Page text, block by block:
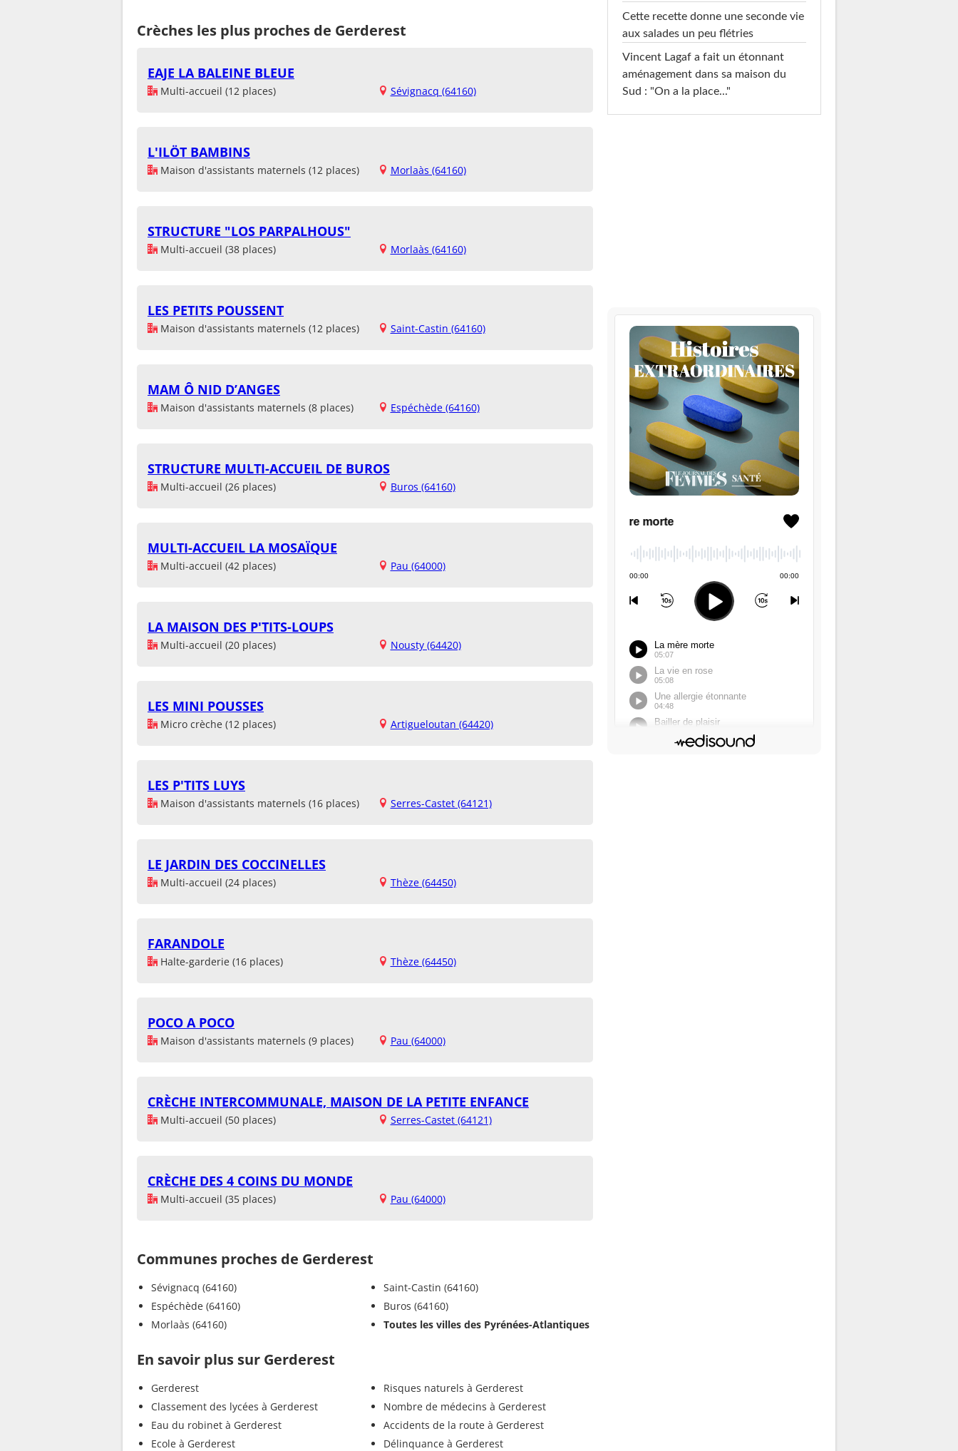
Crèches les plus proches de Gerderest
EAJE LA BALEINE BLEUE
Multi-accueil (12 places) Sévignacq (64160)
L'ILÖT BAMBINS
Maison d'assistants maternels (12 places) Morlaàs (64160)
STRUCTURE "LOS PARPALHOUS"
Multi-accueil (38 places) Morlaàs (64160)
LES PETITS POUSSENT
Maison d'assistants maternels (12 places) Saint-Castin (64160)
MAM Ô NID D’ANGES
Maison d'assistants maternels (8 places) Espéchède (64160)
STRUCTURE MULTI-ACCUEIL DE BUROS
Multi-accueil (26 places) Buros (64160)
MULTI-ACCUEIL LA MOSAÏQUE
Multi-accueil (42 places) Pau (64000)
LA MAISON DES P'TITS-LOUPS
Multi-accueil (20 places) Nousty (64420)
LES MINI POUSSES
Micro crèche (12 places) Artigueloutan (64420)
LES P'TITS LUYS
Maison d'assistants maternels (16 places) Serres-Castet (64121)
LE JARDIN DES COCCINELLES
Multi-accueil (24 places) Thèze (64450)
FARANDOLE
Halte-garderie (16 places) Thèze (64450)
POCO A POCO
Maison d'assistants maternels (9 places) Pau (64000)
CRÈCHE INTERCOMMUNALE, MAISON DE LA PETITE ENFANCE
Multi-accueil (50 places) Serres-Castet (64121)
CRÈCHE DES 4 COINS DU MONDE
Multi-accueil (35 places) Pau (64000)
Communes proches de Gerderest
Sévignacq (64160)
Espéchède (64160)
Morlaàs (64160)
Saint-Castin (64160)
Buros (64160)
Toutes les villes des Pyrénées-Atlantiques
En savoir plus sur Gerderest
Gerderest
Classement des lycées à Gerderest
Eau du robinet à Gerderest
Ecole à Gerderest
Risques naturels à Gerderest
Nombre de médecins à Gerderest
Accidents de la route à Gerderest
Délinquance à Gerderest
Cette recette donne une seconde vie
aux salades un peu flétries
Vincent Lagaf a fait un étonnant
aménagement dans sa maison du
Sud : "On a la place..."